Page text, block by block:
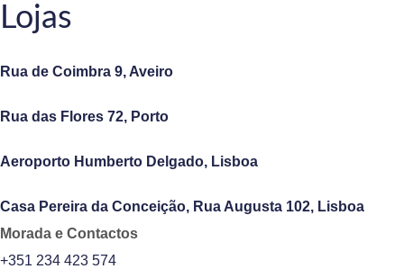
Lojas
Rua de Coimbra 9, Aveiro
Rua das Flores 72, Porto
Aeroporto Humberto Delgado, Lisboa
Casa Pereira da Conceição, Rua Augusta 102, Lisboa
Morada e Contactos
+351 234 423 574